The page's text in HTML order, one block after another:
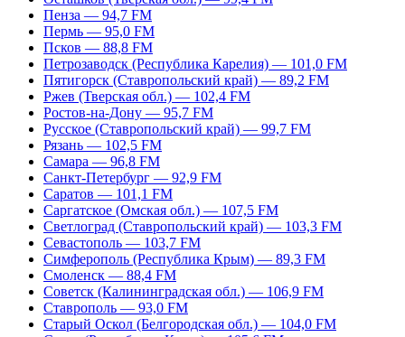
Пенза — 94,7 FM
Пермь — 95,0 FM
Псков — 88,8 FM
Петрозаводск (Республика Карелия) — 101,0 FM
Пятигорск (Ставропольский край) — 89,2 FM
Ржев (Тверская обл.) — 102,4 FM
Ростов-на-Дону — 95,7 FM
Русское (Ставропольский край) — 99,7 FM
Рязань — 102,5 FM
Самара — 96,8 FM
Санкт-Петербург — 92,9 FM
Саратов — 101,1 FM
Саргатское (Омская обл.) — 107,5 FM
Светлоград (Ставропольский край) — 103,3 FM
Севастополь — 103,7 FM
Симферополь (Республика Крым) — 89,3 FM
Смоленск — 88,4 FM
Советск (Калининградская обл.) — 106,9 FM
Ставрополь — 93,0 FM
Старый Оскол (Белгородская обл.) — 104,0 FM